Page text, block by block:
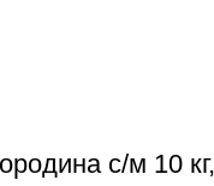
с/м 10